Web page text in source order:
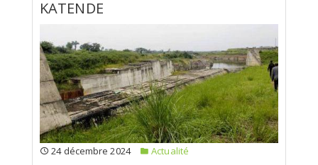
KATENDE
24 décembre 2024
Actualité